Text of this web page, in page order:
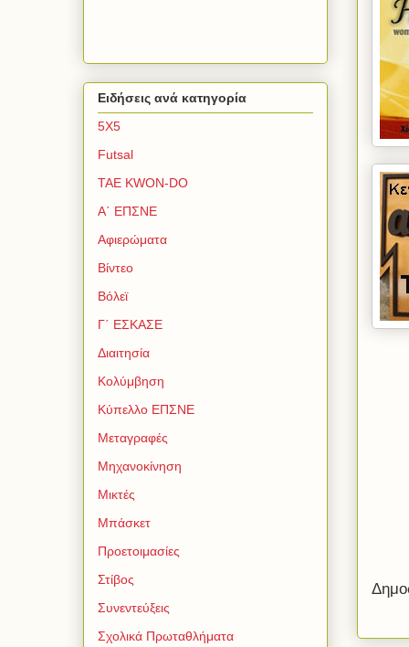
Ειδήσεις ανά κατηγορία
5Χ5
Futsal
TAE KWON-DO
Α΄ ΕΠΣΝΕ
Αφιερώματα
Βίντεο
Βόλεϊ
Γ΄ ΕΣΚΑΣΕ
Διαιτησία
Κολύμβηση
Κύπελλο ΕΠΣΝΕ
Μεταγραφές
Μηχανοκίνηση
Μικτές
Μπάσκετ
Προετοιμασίες
Στίβος
Συνεντεύξεις
Σχολικά Πρωταθλήματα